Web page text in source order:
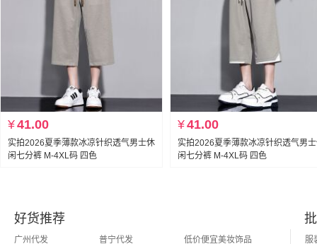
¥41.00
实拍2026夏季薄款冰凉针织透气男士休
闲七分裤 M-4XL码 四色
¥41.00
实拍2026夏季薄款冰凉针织透气男
闲七分裤 M-4XL码 四色
好货推荐
广州代发 普宁代发 低价便宜美妆饰品